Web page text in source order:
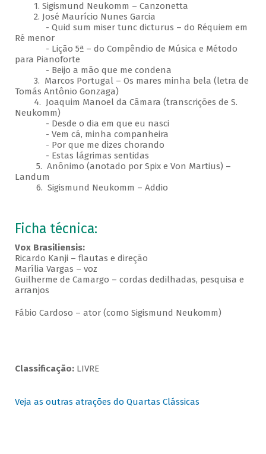
1. Sigismund Neukomm – Canzonetta
2. José Maurício Nunes Garcia
- Quid sum miser tunc dicturus – do Réquiem em
Ré menor
- Lição 5ª – do Compêndio de Música e Método
para Pianoforte
- Beijo a mão que me condena
3. Marcos Portugal – Os mares minha bela (letra de
Tomás Antônio Gonzaga)
4. Joaquim Manoel da Câmara (transcrições de S.
Neukomm)
- Desde o dia em que eu nasci
- Vem cá, minha companheira
- Por que me dizes chorando
- Estas lágrimas sentidas
5. Anônimo (anotado por Spix e Von Martius) –
Landum
6. Sigismund Neukomm – Addio​
Ficha técnica:
Vox Brasiliensis:
Ricardo Kanji – flautas e direção
Marília Vargas – voz
Guilherme de Camargo – cordas dedilhadas, pesquisa e
arranjos
Fábio Cardoso – ator (como Sigismund Neukomm)
Classificação:LIVRE
Veja as outras atrações do Quartas Clássicas